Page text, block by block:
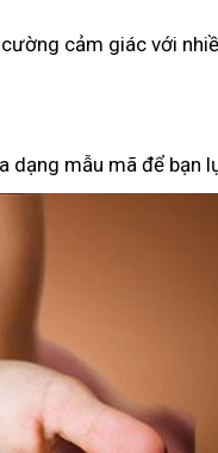
cảm giác với
dạng mẫu mã để bạn